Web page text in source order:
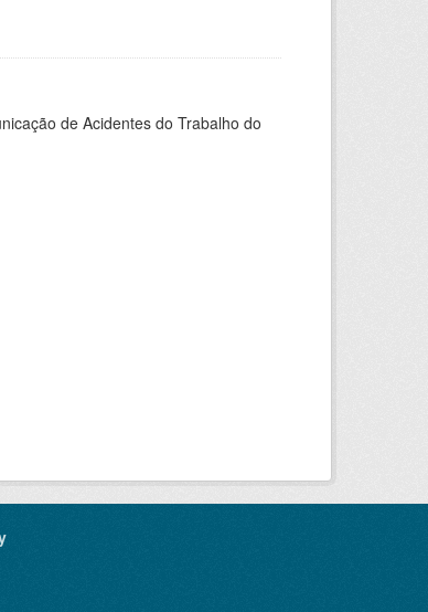
de Acidentes do Trabalho do